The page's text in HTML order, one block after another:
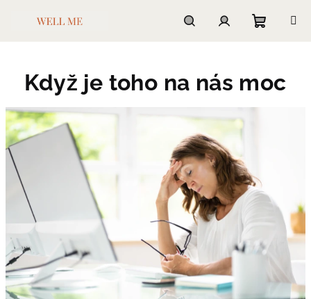
košík
Když je toho na nás moc